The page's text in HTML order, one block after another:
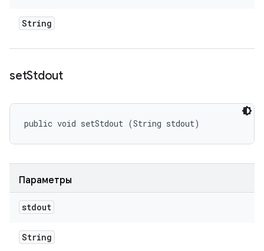
String
setStdout
public void setStdout (String stdout)
Параметры
stdout
String